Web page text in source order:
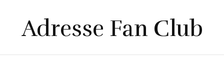
Adresse Fan Club